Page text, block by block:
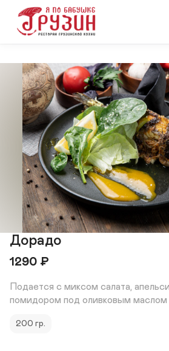
Дорадо
1290 ₽
Подается с миксом салата,
помидором под оливковым маслом
200 гр.